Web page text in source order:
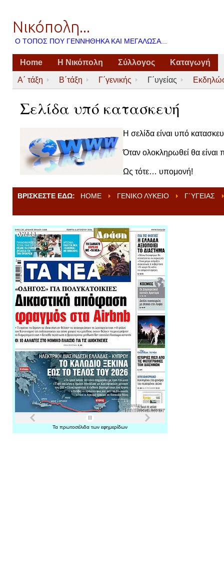
Νικόπολη...
Ο ΤΌΠΟΣ ΠΟΥ ΓΕΝΝΉΘΗΚΑ ΚΑΙ ΜΕΓΆΛΩΣΑ...
Home Η Νικόπολη Σύλλογος Καταγωγή
Α΄ τάξη Β΄τάξη Γ΄γενικής Γ΄υγείας
Σελίδα υπό κατασκευή
Η σελίδα είναι υπό
Όταν ολοκληρωθεί θα είναι
Ως τότε… υπομονή!
ΒΡΊΣΚΕΣΤΕ ΕΔΏ: HOME ΓΕΝΙΚΌ ΛΎΚΕΙΟ Γ΄ΥΓΕΊΑΣ
Τα πρωτοσέλιδα των εφημερίδων